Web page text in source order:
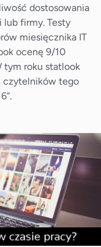
dostosowania
firmy. Testy
miesięcznika IT
ocenę 9/10
tym roku statlook
czytelników tego